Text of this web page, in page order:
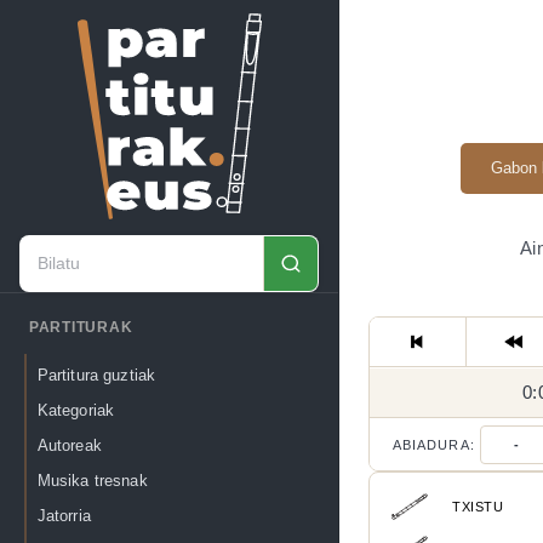
PARTITURAK
Partitura guztiak
Kategoriak
Autoreak
Musika tresnak
Jatorria
Gabon
ABIADURA: -
TXISTU